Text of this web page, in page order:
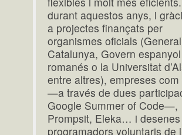
durant aquestos anys, i
a projectes finançats per
organismes oficials
Catalunya, Govern
romanés o la Universitat
entre altres), empreses com
—a través de dues
Google Summer of Code—,
Prompsit, Eleka… i
programadors voluntaris de